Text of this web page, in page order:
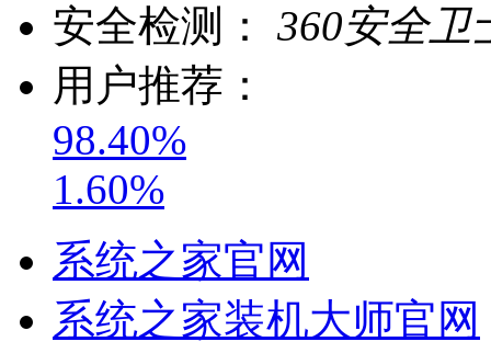
安全检测：
360安全卫
用户推荐：
98.40%
1.60%
系统之家官网
系统之家装机大师官网